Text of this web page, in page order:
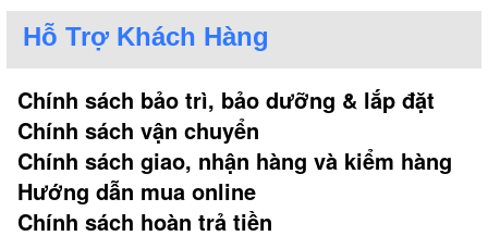
Hỗ Trợ Khách Hàng
Chính sách bảo trì, bảo dưỡng & lắp đặt
Chính sách vận chuyển
Chính sách giao, nhận hàng và kiểm hàng
Hướng dẫn mua online
Chính sách hoàn trả tiền